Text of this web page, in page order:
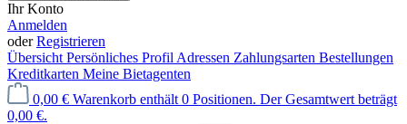
Ihr Konto
Anmelden
oderRegistrieren
Übersicht Persönliches Profil Adressen Zahlungsarten Bestellungen
Kreditkarten Meine Bietagenten
0,00 € Warenkorb enthält 0 Positionen. Der Gesamtwert beträgt
0,00 €.